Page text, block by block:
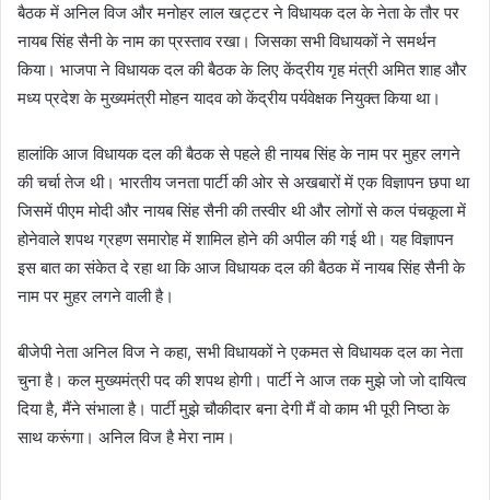
बैठक में अनिल विज और मनोहर लाल खट्टर ने विधायक दल के नेता के तौर पर
नायब सिंह सैनी के नाम का प्रस्ताव रखा। जिसका सभी विधायकों ने समर्थन
किया। भाजपा ने विधायक दल की बैठक के लिए केंद्रीय गृह मंत्री अमित शाह और
मध्य प्रदेश के मुख्यमंत्री मोहन यादव को केंद्रीय पर्यवेक्षक नियुक्त किया था।
हालांकि आज विधायक दल की बैठक से पहले ही नायब सिंह के नाम पर मुहर लगने
की चर्चा तेज थी। भारतीय जनता पार्टी की ओर से अखबारों में एक विज्ञापन छपा था
जिसमें पीएम मोदी और नायब सिंह सैनी की तस्वीर थी और लोगों से कल पंचकूला में
होनेवाले शपथ ग्रहण समारोह में शामिल होने की अपील की गई थी। यह विज्ञापन
इस बात का संकेत दे रहा था कि आज विधायक दल की बैठक में नायब सिंह सैनी के
नाम पर मुहर लगने वाली है।
बीजेपी नेता अनिल विज ने कहा, सभी विधायकों ने एकमत से विधायक दल का नेता
चुना है। कल मुख्यमंत्री पद की शपथ होगी। पार्टी ने आज तक मुझे जो जो दायित्व
दिया है, मैंने संभाला है। पार्टी मुझे चौकीदार बना देगी मैं वो काम भी पूरी निष्ठा के
साथ करूंगा। अनिल विज है मेरा नाम।